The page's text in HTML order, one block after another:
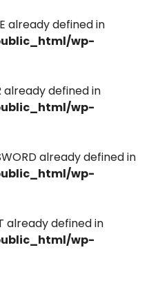
already defined in
wp-
already defined in
wp-
already defined in
wp-
already defined in
wp-